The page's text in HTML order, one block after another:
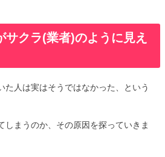
サクラ(業者)のように見え
た人は実はそうではなかった、という
しまうのか、その原因を探っていきま